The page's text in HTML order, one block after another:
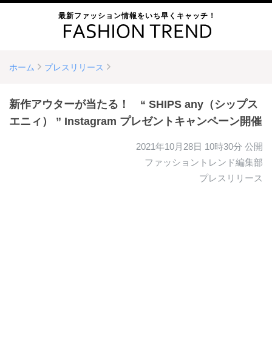
最新ファッション情報をいち早くキャッチ！
ホーム プレスリリース
新作アウターが当たる！ “ SHIPS any（シップス
エニィ） ” Instagram プレゼントキャンペーン開催
2021年10月28日 10時30分 公開
ファッショントレンド編集部
プレスリリース